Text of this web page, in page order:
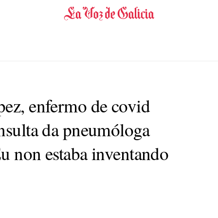
enfermo de covid
da pneumóloga
non estaba inventando